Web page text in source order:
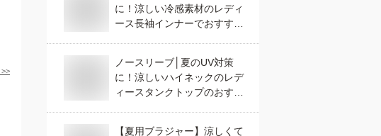
>>
に！涼しい冷感素材のレディ
ース長袖インナーでおすすめ
ノースリーブ│夏のUV対策
に！涼しいハイネックのレデ
ィースタンクトップのおすす
【夏用ブラジャー】涼しくて